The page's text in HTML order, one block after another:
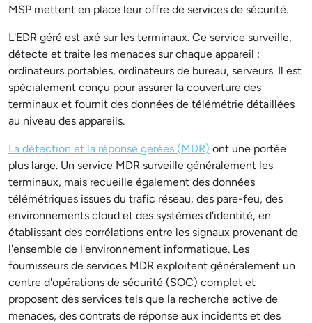
MSP mettent en place leur offre de services de sécurité.
L'EDR géré est axé sur les terminaux. Ce service surveille,
détecte et traite les menaces sur chaque appareil :
ordinateurs portables, ordinateurs de bureau, serveurs. Il est
spécialement conçu pour assurer la couverture des
terminaux et fournit des données de télémétrie détaillées
au niveau des appareils.
La détection et la réponse gérées (MDR) ont une portée
plus large. Un service MDR surveille généralement les
terminaux, mais recueille également des données
télémétriques issues du trafic réseau, des pare-feu, des
environnements cloud et des systèmes d'identité, en
établissant des corrélations entre les signaux provenant de
l'ensemble de l'environnement informatique. Les
fournisseurs de services MDR exploitent généralement un
centre d'opérations de sécurité (SOC) complet et
proposent des services tels que la recherche active de
menaces, des contrats de réponse aux incidents et des